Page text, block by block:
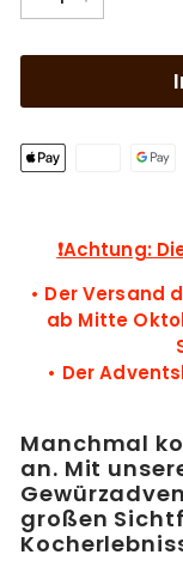
− +
❗️Achtung:
•⁠ ⁠Der Versand
ab Mitte
•⁠ ⁠Der
Manchmal
an. Mit
großen